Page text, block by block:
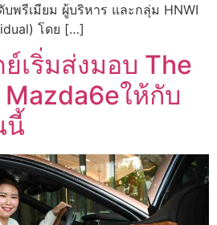
พรีเมียม ผู้บริหาร และกลุ่ม HNWI
โดย […]
เริ่มส่งมอบ The
ให้กับ
นี้